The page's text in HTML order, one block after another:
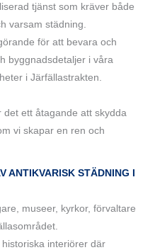
tjänst som kräver både
varsam städning.
för att bevara och
byggnadsdetaljer i våra
i Järfällastrakten.
det ett åtagande att skydda
vi skapar en ren och
ANTIKVARISK STÄDNING I
museer, kyrkor, förvaltare
interiörer där